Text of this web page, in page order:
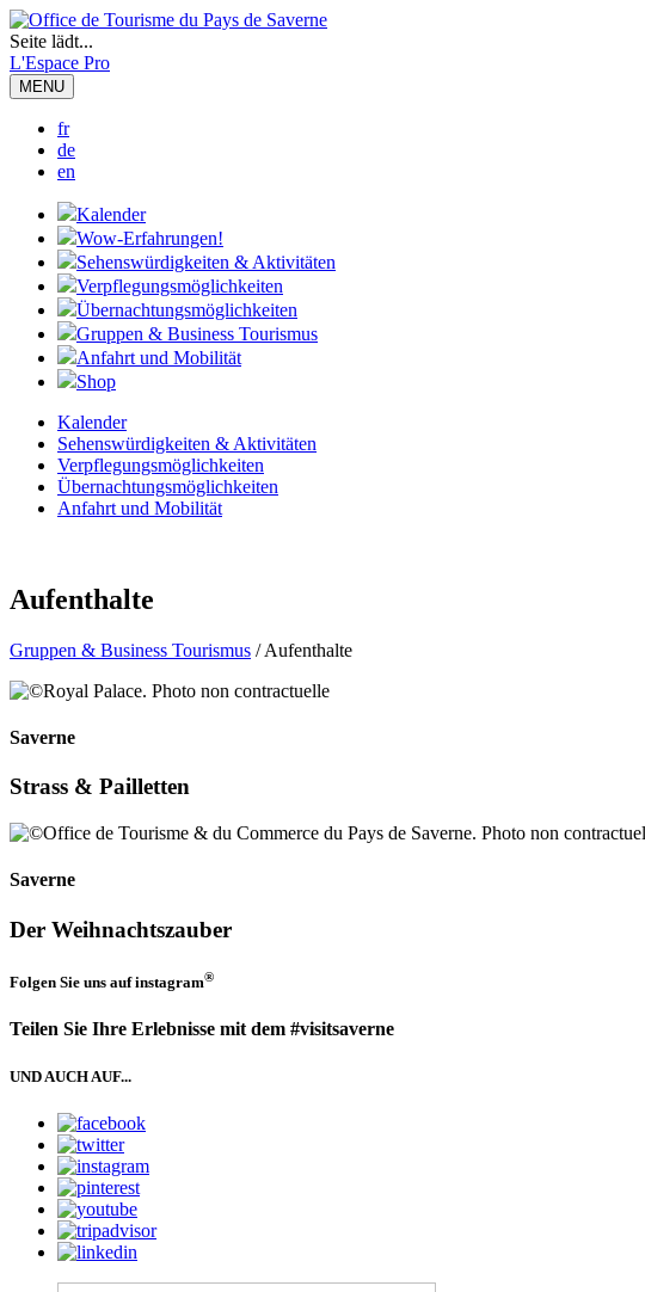
Seite lädt...
L'Espace Pro
MENU
fr
de
en
Kalender
Wow-Erfahrungen!
Sehenswürdigkeiten & Aktivitäten
Verpflegungsmöglichkeiten
Übernachtungsmöglichkeiten
Gruppen & Business Tourismus
Anfahrt und Mobilität
Shop
Kalender
Sehenswürdigkeiten & Aktivitäten
Verpflegungsmöglichkeiten
Übernachtungsmöglichkeiten
Anfahrt und Mobilität
Aufenthalte
Gruppen & Business Tourismus / Aufenthalte
Saverne
Strass & Pailletten
Saverne
Der Weihnachtszauber
Folgen Sie uns aufinstagram®
Teilen Sie Ihre Erlebnisse mit dem #visitsaverne
UND AUCH AUF...